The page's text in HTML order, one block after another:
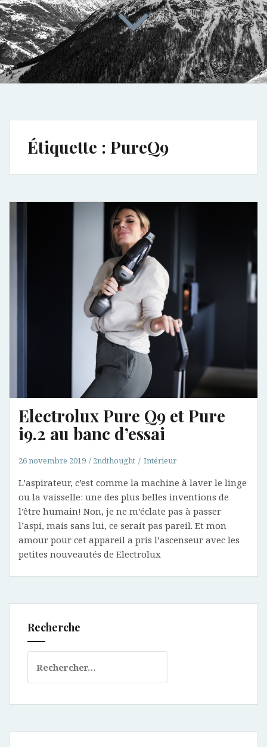
Étiquette : PureQ9
Electrolux Pure Q9 et Pure
i9.2 au banc d’essai
26 novembre 2019 2ndthought Intérieur
L’aspirateur, c’est comme la machine à laver le linge
ou la vaisselle: une des plus belles inventions de
l’être humain! Non, je ne m’éclate pas à passer
l’aspi, mais sans lui, ce serait pas pareil. Et mon
amour pour cet appareil a pris l’ascenseur avec les
petites nouveautés de Electrolux
Recherche